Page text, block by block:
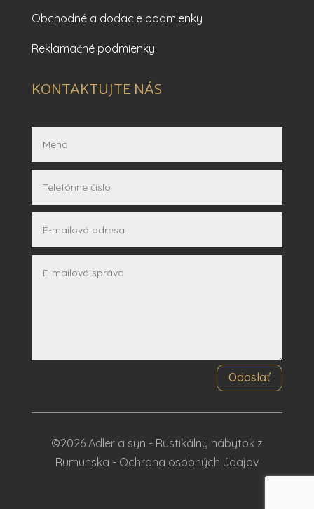
Obchodné a dodacie podmienky
Reklamačné podmienky
KONTAKTUJTE NÁS
Odoslať
©2026 Adler a syn - Rustikálny nábytok z
Rumunska - Ochrana osobných údajov